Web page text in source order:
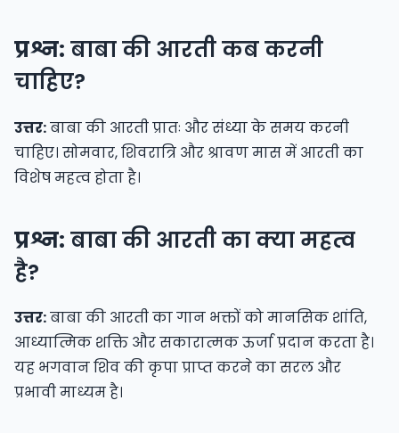
प्रश्न: बाबा की आरती कब करनी
चाहिए?
उत्तर:बाबा की आरती प्रातः और संध्या के समय करनी
चाहिए। सोमवार, शिवरात्रि और श्रावण मास में आरती का
विशेष महत्व होता है।
प्रश्न: बाबा की आरती का क्या महत्व
है?
उत्तर:बाबा की आरती का गान भक्तों को मानसिक शांति,
आध्यात्मिक शक्ति और सकारात्मक ऊर्जा प्रदान करता है।
यह भगवान शिव की कृपा प्राप्त करने का सरल और
प्रभावी माध्यम है।